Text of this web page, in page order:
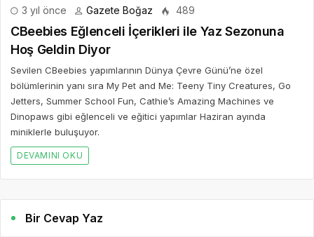
3 yıl önce Gazete Boğaz 489
CBeebies Eğlenceli İçerikleri ile Yaz Sezonuna
Hoş Geldin Diyor
Sevilen CBeebies yapımlarının Dünya Çevre Günü’ne özel
bölümlerinin yanı sıra My Pet and Me: Teeny Tiny Creatures, Go
Jetters, Summer School Fun, Cathie’s Amazing Machines ve
Dinopaws gibi eğlenceli ve eğitici yapımlar Haziran ayında
miniklerle buluşuyor.
DEVAMINI OKU
Bir Cevap Yaz